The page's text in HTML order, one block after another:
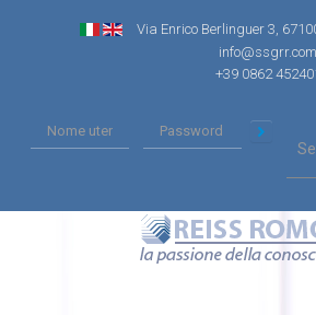
Via Enrico Berlinguer 3,
info@ssgrr.com
+39 0862